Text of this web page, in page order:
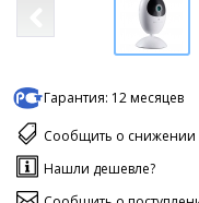
Гарантия: 12 месяцев
Сообщить о снижении
Нашли дешевле?